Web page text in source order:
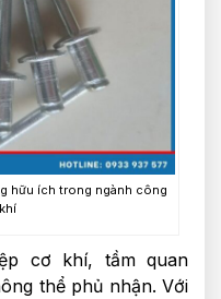
hữu ích trong ngành công
cơ khí, tầm quan
thể phủ nhận. Với